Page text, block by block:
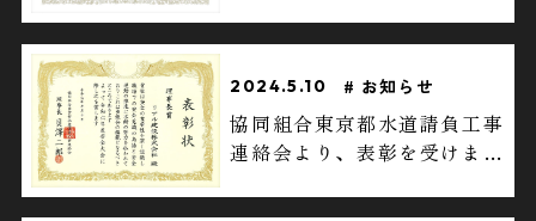
2024.5.10 お知らせ
協同組合東京都水道請負工事
連絡会より、表彰を受けまし